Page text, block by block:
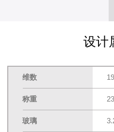
设计
维数
称重
玻璃